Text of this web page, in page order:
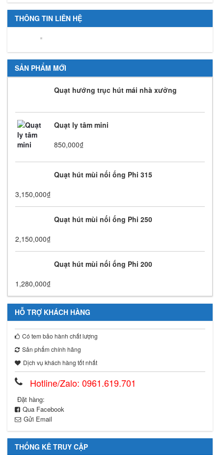
THÔNG TIN LIÊN HỆ
SẢN PHẨM MỚI
Quạt hướng trục hút mái nhà xưởng
Quạt ly tâm mini
850,000₫
Quạt hút mùi nối ống Phi 315
3,150,000₫
Quạt hút mùi nối ống Phi 250
2,150,000₫
Quạt hút mùi nối ống Phi 200
1,280,000₫
HỖ TRỢ KHÁCH HÀNG
Có tem bảo hành chất lượng
Sản phẩm chính hãng
Dịch vụ khách hàng tốt nhất
Hotline/Zalo: 0961.619.701
Đặt hàng:
Qua Facebook
Gửi Email
THỐNG KÊ TRUY CẬP